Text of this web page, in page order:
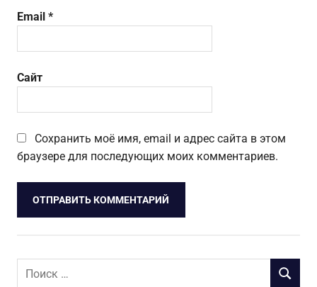
Email *
Сайт
Сохранить моё имя, email и адрес сайта в этом
браузере для последующих моих комментариев.
Поиск
ПОИСК